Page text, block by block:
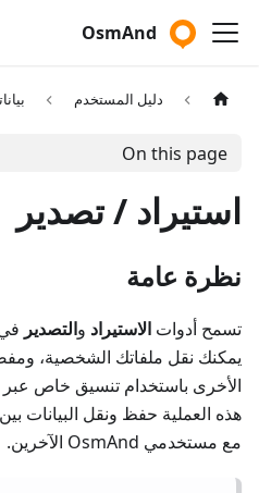
OsmAnd
دليل المستخدم
On this page
استيراد / تصدير
نظرة عامة
تسمح أدوات الاستيراد والتصدير
يمكنك نقل ملفاتك الشخصية،
الأخرى باستخدام تنسيق خاص
هذه العملية حفظ ونقل البيانات
مع مستخدمي OsmAnd الآخرين.